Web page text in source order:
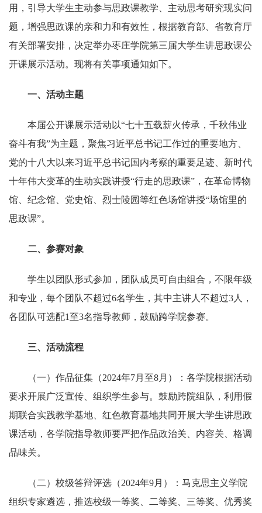
用，引导大学生主动参与思政课教学、主动思考研究现实问
题，增强思政课的亲和力和有效性，根据教育部、省教育厅
有关部署安排，决定举办枣庄学院第三届大学生讲思政课公
开课展示活动。现将有关事项通知如下。
一、活动主题
本届公开课展示活动以“七十五载薪火传承，千秋伟业
奋斗有我”为主题，聚焦习近平总书记工作过的重要地方、
党的十八大以来习近平总书记国内考察的重要足迹、新时代
十年伟大变革的生动实践讲授“行走的思政课”，在革命博物
馆、纪念馆、党史馆、烈士陵园等红色场馆讲授“场馆里的
思政课”。
二、参赛对象
学生以团队形式参加，团队成员可自由组合，不限年级
和专业，每个团队不超过6名学生，其中主讲人不超过3人，
各团队可选配1至3名指导教师，鼓励跨学院参赛。
三、活动流程
（一）作品征集（2024年7月至8月）：各学院根据活动
要求开展广泛宣传、组织学生参与。鼓励跨院组队，利用假
期联合实践教学基地、红色教育基地共同开展大学生讲思政
课活动，各学院指导教师要严把作品政治关、内容关、格调
品味关。
（二）校级答辩评选（2024年9月）：马克思主义学院
组织专家遴选，推选校级一等奖、二等奖、三等奖、优秀奖